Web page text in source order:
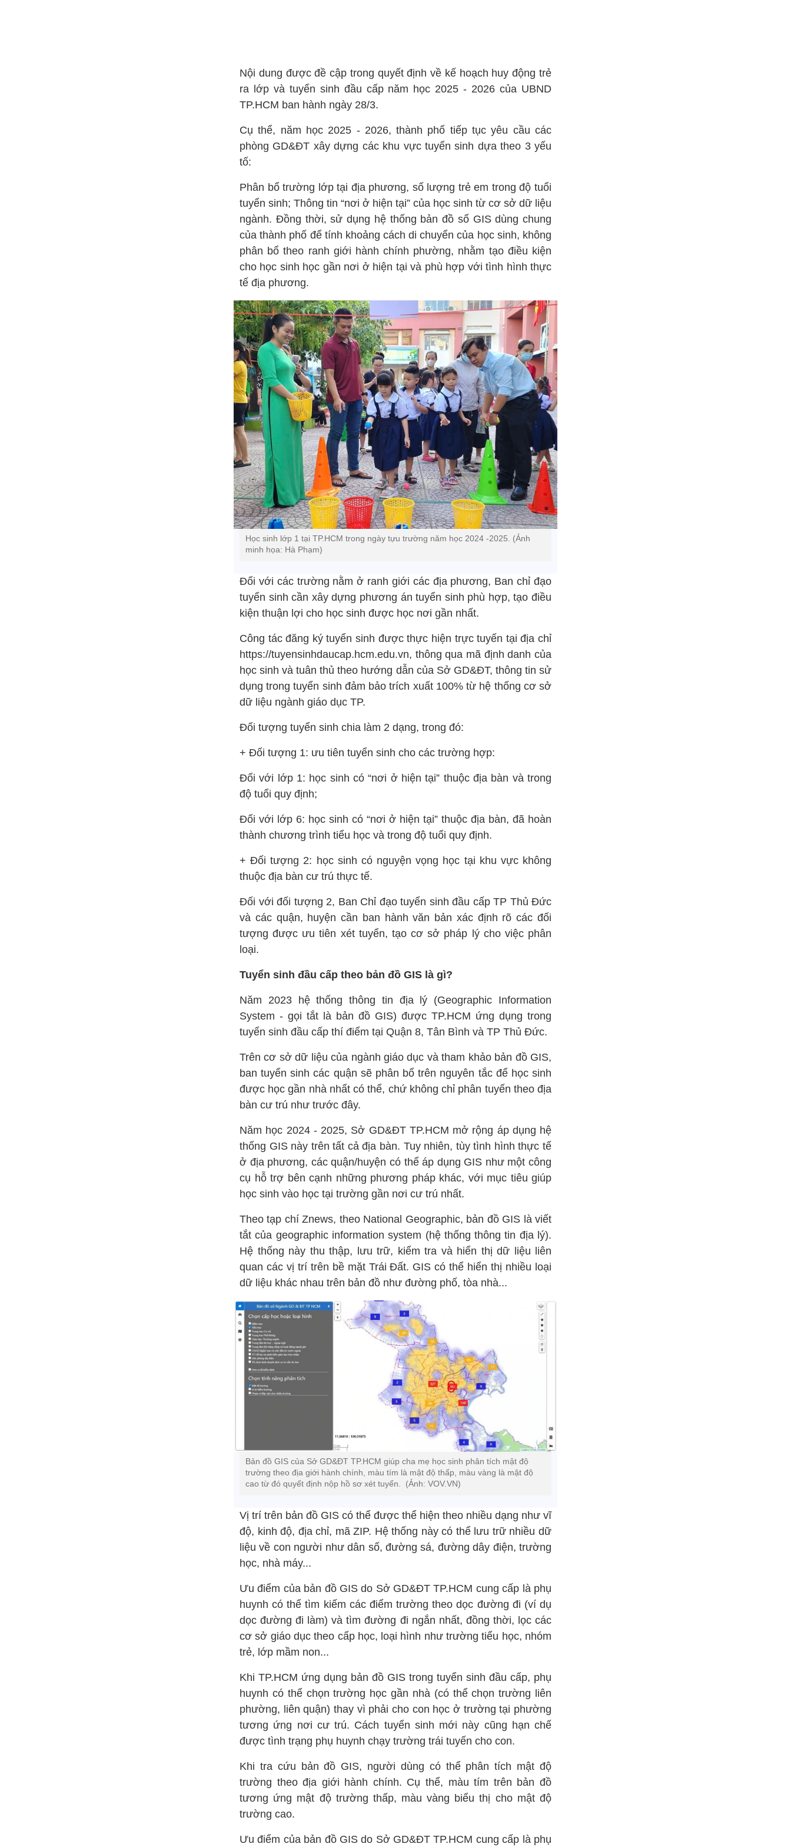
Nội dung được đề cập trong quyết định về kế hoạch huy động trẻ
ra lớp và tuyển sinh đầu cấp năm học 2025 - 2026 của UBND
TP.HCM ban hành ngày 28/3.
Cụ thể, năm học 2025 - 2026, thành phố tiếp tục yêu cầu các
phòng GD&ĐT xây dựng các khu vực tuyển sinh dựa theo 3 yếu
tố:
Phân bổ trường lớp tại địa phương, số lượng trẻ em trong độ tuổi
tuyển sinh; Thông tin “nơi ở hiện tại” của học sinh từ cơ sở dữ liệu
ngành. Đồng thời, sử dụng hệ thống bản đồ số GIS dùng chung
của thành phố để tính khoảng cách di chuyển của học sinh, không
phân bổ theo ranh giới hành chính phường, nhằm tạo điều kiện
cho học sinh học gần nơi ở hiện tại và phù hợp với tình hình thực
tế địa phương.
Học sinh lớp 1 tại TP.HCM trong ngày tựu trường năm học 2024 -2025. (Ảnh
minh họa: Hà Phạm)
Đối với các trường nằm ở ranh giới các địa phương, Ban chỉ đạo
tuyển sinh cần xây dựng phương án tuyển sinh phù hợp, tạo điều
kiện thuận lợi cho học sinh được học nơi gần nhất.
Công tác đăng ký tuyển sinh được thực hiện trực tuyến tại địa chỉ
https://tuyensinhdaucap.hcm.edu.vn, thông qua mã định danh của
học sinh và tuân thủ theo hướng dẫn của Sở GD&ĐT, thông tin sử
dụng trong tuyển sinh đảm bảo trích xuất 100% từ hệ thống cơ sở
dữ liệu ngành giáo dục TP.
Đối tượng tuyển sinh chia làm 2 dạng, trong đó:
+ Đối tượng 1: ưu tiên tuyển sinh cho các trường hợp:
Đối với lớp 1: học sinh có “nơi ở hiện tại” thuộc địa bàn và trong
độ tuổi quy định;
Đối với lớp 6: học sinh có “nơi ở hiện tại” thuộc địa bàn, đã hoàn
thành chương trình tiểu học và trong độ tuổi quy định.
+ Đối tượng 2: học sinh có nguyện vọng học tại khu vực không
thuộc địa bàn cư trú thực tế.
Đối với đối tượng 2, Ban Chỉ đạo tuyển sinh đầu cấp TP Thủ Đức
và các quận, huyện cần ban hành văn bản xác định rõ các đối
tượng được ưu tiên xét tuyển, tạo cơ sở pháp lý cho việc phân
loại.
Tuyển sinh đầu cấp theo bản đồ GIS là gì?
Năm 2023 hệ thống thông tin địa lý (Geographic Information
System - gọi tắt là bản đồ GIS) được TP.HCM ứng dụng trong
tuyển sinh đầu cấp thí điểm tại Quận 8, Tân Bình và TP Thủ Đức.
Trên cơ sở dữ liệu của ngành giáo dục và tham khảo bản đồ GIS,
ban tuyển sinh các quận sẽ phân bổ trên nguyên tắc để học sinh
được học gần nhà nhất có thể, chứ không chỉ phân tuyến theo địa
bàn cư trú như trước đây.
Năm học 2024 - 2025, Sở GD&ĐT TP.HCM mở rộng áp dụng hệ
thống GIS này trên tất cả địa bàn. Tuy nhiên, tùy tình hình thực tế
ở địa phương, các quận/huyện có thể áp dụng GIS như một công
cụ hỗ trợ bên cạnh những phương pháp khác, với mục tiêu giúp
học sinh vào học tại trường gần nơi cư trú nhất.
Theo tạp chí Znews, theo National Geographic, bản đồ GIS là viết
tắt của geographic information system (hệ thống thông tin địa lý).
Hệ thống này thu thập, lưu trữ, kiểm tra và hiển thị dữ liệu liên
quan các vị trí trên bề mặt Trái Đất. GIS có thể hiển thị nhiều loại
dữ liệu khác nhau trên bản đồ như đường phố, tòa nhà...
Bản đồ GIS của Sở GD&ĐT TP.HCM giúp cha mẹ học sinh phân tích mật độ
trường theo địa giới hành chính, màu tím là mật độ thấp, màu vàng là mật độ
cao từ đó quyết định nộp hồ sơ xét tuyển. (Ảnh: VOV.VN)
Vị trí trên bản đồ GIS có thể được thể hiện theo nhiều dạng như vĩ
độ, kinh độ, địa chỉ, mã ZIP. Hệ thống này có thể lưu trữ nhiều dữ
liệu về con người như dân số, đường sá, đường dây điện, trường
học, nhà máy...
Ưu điểm của bản đồ GIS do Sở GD&ĐT TP.HCM cung cấp là phụ
huynh có thể tìm kiếm các điểm trường theo dọc đường đi (ví dụ
dọc đường đi làm) và tìm đường đi ngắn nhất, đồng thời, lọc các
cơ sở giáo dục theo cấp học, loại hình như trường tiểu học, nhóm
trẻ, lớp mầm non...
Khi TP.HCM ứng dụng bản đồ GIS trong tuyển sinh đầu cấp, phụ
huynh có thể chọn trường học gần nhà (có thể chọn trường liên
phường, liên quận) thay vì phải cho con học ở trường tại phường
tương ứng nơi cư trú. Cách tuyển sinh mới này cũng hạn chế
được tình trạng phụ huynh chạy trường trái tuyến cho con.
Khi tra cứu bản đồ GIS, người dùng có thể phân tích mật độ
trường theo địa giới hành chính. Cụ thể, màu tím trên bản đồ
tương ứng mật độ trường thấp, màu vàng biểu thị cho mật độ
trường cao.
Ưu điểm của bản đồ GIS do Sở GD&ĐT TP.HCM cung cấp là phụ